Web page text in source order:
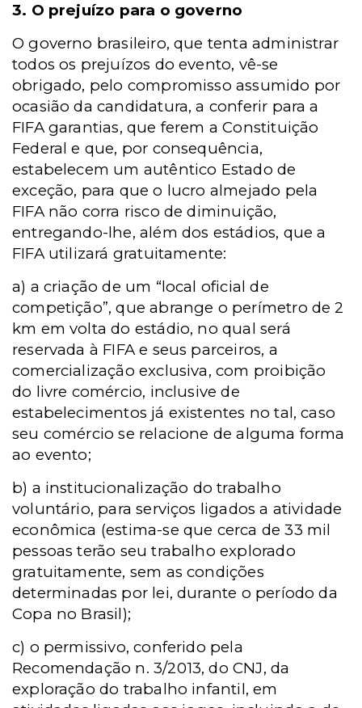
3. O prejuízo para o governo
O governo brasileiro, que tenta administrar
todos os prejuízos do evento, vê-se
obrigado, pelo compromisso assumido por
ocasião da candidatura, a conferir para a
FIFA garantias, que ferem a Constituição
Federal e que, por consequência,
estabelecem um autêntico Estado de
exceção, para que o lucro almejado pela
FIFA não corra risco de diminuição,
entregando-lhe, além dos estádios, que a
FIFA utilizará gratuitamente:
a) a criação de um “local oficial de
competição”, que abrange o perímetro de 2
km em volta do estádio, no qual será
reservada à FIFA e seus parceiros, a
comercialização exclusiva, com proibição
do livre comércio, inclusive de
estabelecimentos já existentes no tal, caso
seu comércio se relacione de alguma forma
ao evento;
b) a institucionalização do trabalho
voluntário, para serviços ligados a atividade
econômica (estima-se que cerca de 33 mil
pessoas terão seu trabalho explorado
gratuitamente, sem as condições
determinadas por lei, durante o período da
Copa no Brasil);
c) o permissivo, conferido pela
Recomendação n. 3/2013, do CNJ, da
exploração do trabalho infantil, em